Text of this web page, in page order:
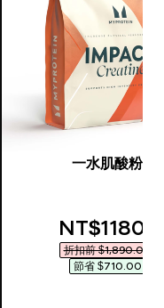
一水肌酸粉
NT$1180‎
折扣前 $1,890.00‎
節省 $710.00‎